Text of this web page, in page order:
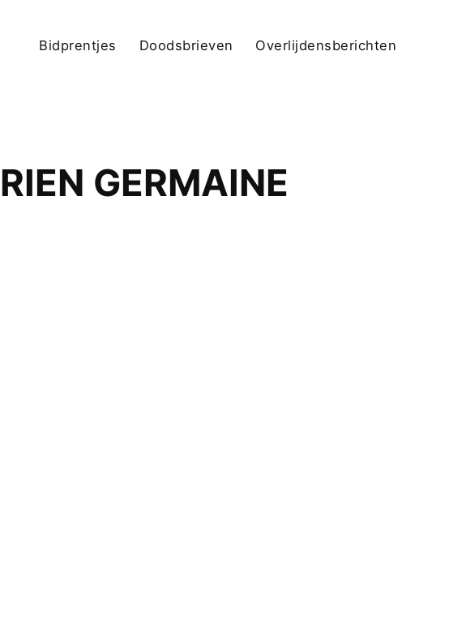
Bidprentjes Doodsbrieven Overlijdensberichten
GERMAINE